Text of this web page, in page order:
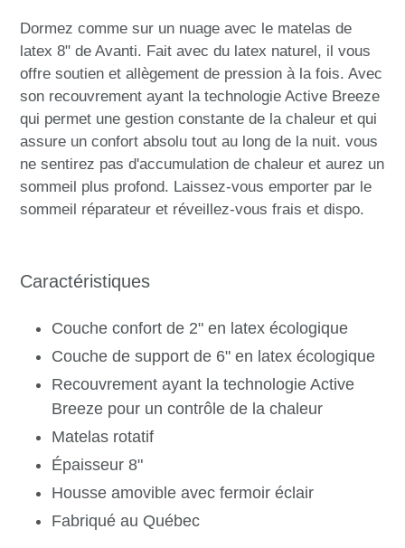
d'un
produit
à
votre
panier
Dormez comme sur un nuage avec le matelas de
latex 8" de Avanti. Fait avec du latex naturel, il vous
offre soutien et allègement de pression à la fois. Avec
son recouvrement ayant la technologie Active Breeze
qui permet une gestion constante de la chaleur et qui
assure un confort absolu tout au long de la nuit. vous
ne sentirez pas d'accumulation de chaleur et aurez un
sommeil plus profond. Laissez-vous emporter par le
sommeil réparateur et réveillez-vous frais et dispo.
Caractéristiques
Couche confort de 2" en latex écologique
Couche de support de 6" en latex écologique
Recouvrement ayant la technologie Active
Breeze pour un contrôle de la chaleur
Matelas rotatif
Épaisseur 8"
Housse amovible avec fermoir éclair
Fabriqué au Québec